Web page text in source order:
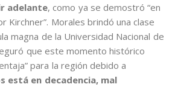
adelante, como ya se demostró “en
Kirchner”. Morales brindó una clase
magna de la Universidad Nacional de
que este momento histórico
para la región debido a
está en decadencia, mal